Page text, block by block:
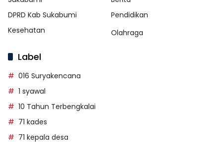
DPRD Kab Sukabumi
Pendidikan
Kesehatan
Olahraga
Label
016 Suryakencana
1 syawal
10 Tahun Terbengkalai
71 kades
71 kepala desa